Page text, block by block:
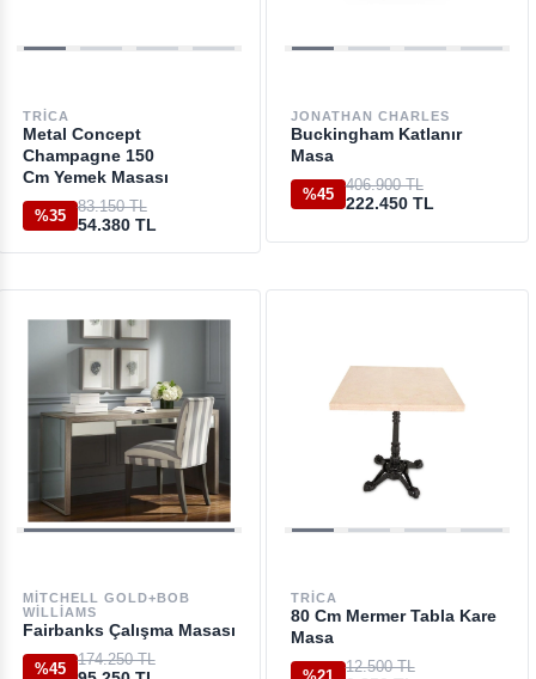
TRICA
Metal Concept
Champagne 150
Cm Yemek Masası
%35
83.150 TL
54.380 TL
JONATHAN CHARLES
Buckingham Katlanır
Masa
%45
406.900 TL
222.450 TL
MITCHELL GOLD+BOB
WILLIAMS
Fairbanks Çalışma Masası
%45
174.250 TL
TRICA
80 Cm Mermer Tabla Kare
Masa
12.500 TL